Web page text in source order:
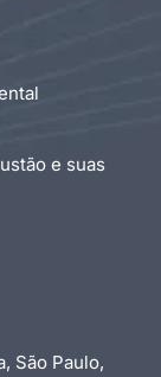
e suas
São Paulo,